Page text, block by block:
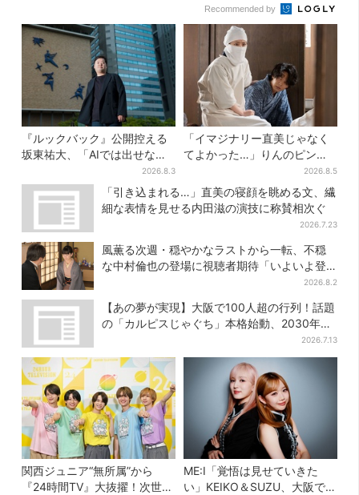
Recommended by
『ルックバック』公開控える
坂東祐大、「AIでは出せない
質感がある」映画音楽へのこ
だわり
2026.8.3
「イマジナリー直美じゃなく
てよかった…」りんのピンチ
に駆けつける直美、ベストな
タイミングに視聴者歓喜
2026.8.5
「引き込まれる…」直美の寝顔を眺める文、繊
細な表情を見せる内田滋の演技に称賛相次ぐ
2026.7.23
風薫る次週・穏やかなラストから一転、不穏
な中村倫也の登場に視聴者期待「いよいよ登
2026.8.2
【あの夢が実現】大阪で100人超の行列！話題
の「カルピスじゃぐち」本格始動、2030年ま
2026.7.13
関西ジュニア“無所属”から
『24時間TV』大抜擢！次世代
ME:I「覚悟は見せていきた
い」KEIKO＆SUZU、大阪で語